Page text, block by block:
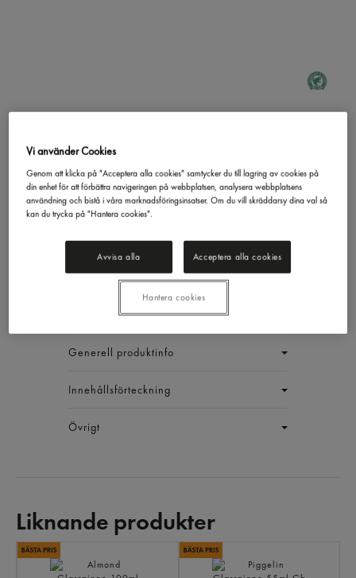
529,79 kr/låda
Inkl. moms
Jmf.pris : 12,61 kr /st
EAN:
7310291002151
LÅDA (42 ST)
Generell produktinfo
Innehållsförteckning
Övrigt
Liknande produkter
Vi använder Cookies
Genom att klicka på "Acceptera alla cookies" samtycker du till lagring av cookies på
din enhet för att förbättra navigeringen på webbplatsen, analysera webbplatsens
användning och bistå i våra marknadsföringsinsatser. Om du vill skräddarsy dina val så
kan du trycka på "Hantera cookies".
Avvisa alla Acceptera alla cookies
Hantera cookies